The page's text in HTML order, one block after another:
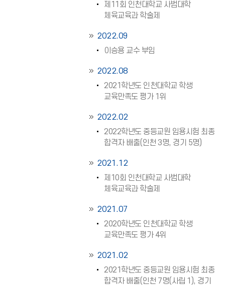
제11회 인천대학교 사범대학
체육교육과 학술제
2022.09
이승용 교수 부임
2022.08
2021학년도 인천대학교 학생
교육만족도 평가 1위
2022.02
2022학년도 중등교원 임용시험 최종
합격자 배출(인천 3명, 경기 5명)
2021.12
제10회 인천대학교 사범대학
체육교육과 학술제
2021.07
2020학년도 인천대학교 학생
교육만족도 평가 4위
2021.02
2021학년도 중등교원 임용시험 최종
합격자 배출(인천 7명(사립 1), 경기